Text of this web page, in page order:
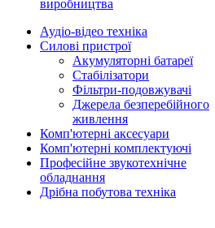
виробництва
Аудіо-відео техніка
Силові пристрої
Акумуляторні батареї
Стабілізатори
Фільтри-подовжувачі
Джерела безперебійного
живлення
Комп'ютерні аксесуари
Комп'ютерні комплектуючі
Професійне звукотехнічне
обладнання
Дрібна побутова техніка